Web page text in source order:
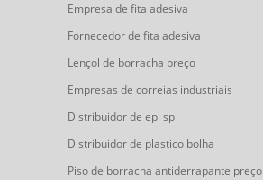
Empresa de fita adesiva
Fornecedor de fita adesiva
Lençol de borracha preço
Empresas de correias industriais
Distribuidor de epi sp
Distribuidor de plastico bolha
Piso de borracha antiderrapante preço